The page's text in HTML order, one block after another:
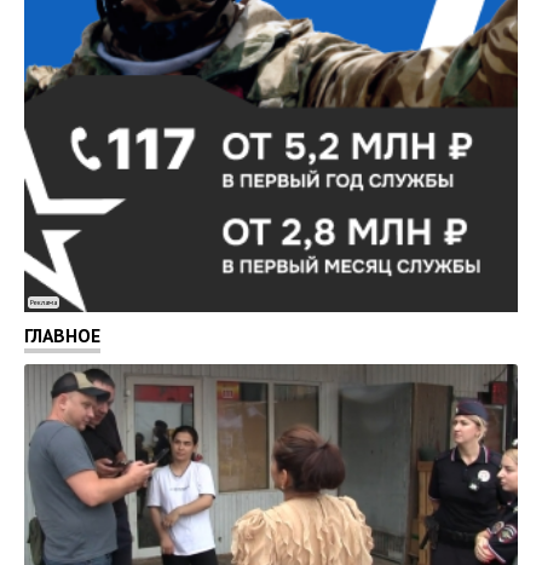
Реклама
ГЛАВНОЕ